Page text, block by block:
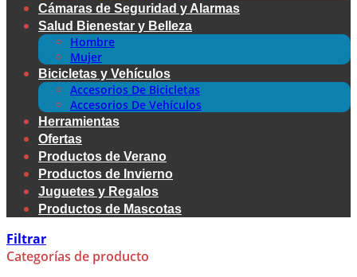
Cámaras de Seguridad y Alarmas
Salud Bienestar y Belleza
Hombre
Mujer
Bicicletas y Vehículos
Accesorios De Bicicletas
Accesorios De Vehículos
Herramientas
Ofertas
Productos de Verano
Productos de Invierno
Juguetes y Regalos
Productos de Mascotas
Filtrar
Categorías de producto